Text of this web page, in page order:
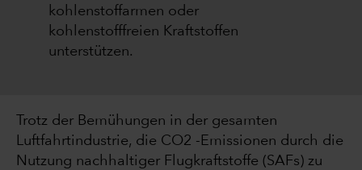
kohlenstoffarmen oder
kohlenstofffreien Kraftstoffen
unterstützen.
Trotz der Bemühungen in der gesamten
Luftfahrtindustrie, die CO2 -Emissionen durch die
Nutzung nachhaltiger Flugkraftstoffe (SAFs) zu